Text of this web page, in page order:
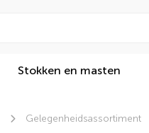
Stokken en masten
Gelegenheidsassortiment